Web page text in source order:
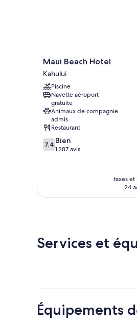
Maui
Beach
Hotel
Kahului
Maui Beach Hotel
Kahului
Piscine
Navette aéroport
gratuite
Animaux de compagnie
admis
Restaurant
7.4
sur
7,4 Bien
1 287 avis
taxes et
24
Services et
Équipements